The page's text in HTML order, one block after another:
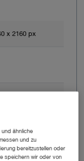
x 2160 px
und ähnliche
und zu
bereitzustellen oder
speichern wir oder von